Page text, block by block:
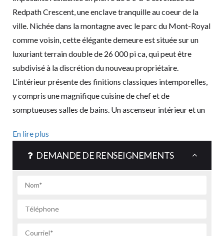
Redpath Crescent, une enclave tranquille au coeur de la
ville. Nichée dans la montagne avec le parc du Mont-Royal
comme voisin, cette élégante demeure est située sur un
luxuriant terrain double de 26 000 pi ca, qui peut être
subdivisé à la discrétion du nouveau propriétaire.
L'intérieur présente des finitions classiques intemporelles,
y compris une magnifique cuisine de chef et de
somptueuses salles de bains. Un ascenseur intérieur et un
de voitures ne manqueront pas de plaire.
En lire plus
DEMANDE DE RENSEIGNEMENTS